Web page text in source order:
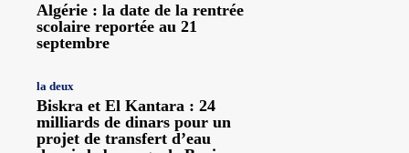
Algérie : la date de la rentrée
scolaire reportée au 21
septembre
la deux
Biskra et El Kantara : 24
milliards de dinars pour un
projet de transfert d’eau